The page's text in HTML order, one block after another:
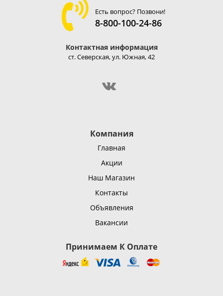
Есть вопрос? Позвони!
8-800-100-24-86
Контактная информация
ст. Северская, ул. Южная, 42
Компания
Главная
Акции
Наш Магазин
Контакты
Объявления
Вакансии
Принимаем К Оплате